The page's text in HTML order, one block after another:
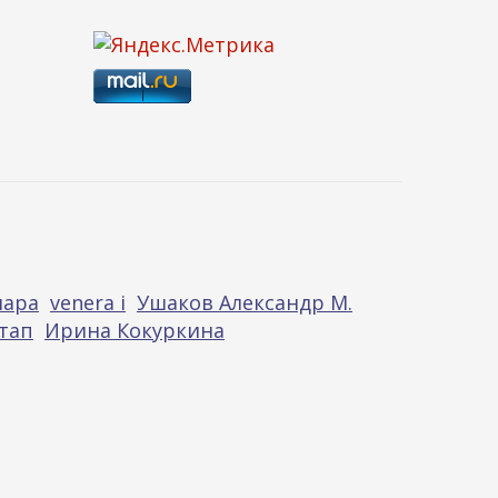
venera i Ушаков Александр М.
Ирина Кокуркина